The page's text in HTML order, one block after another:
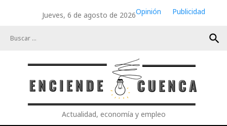
Jueves, 6 de agosto de 2026Opinión
Publicidad
search
Actualidad, economía y empleo